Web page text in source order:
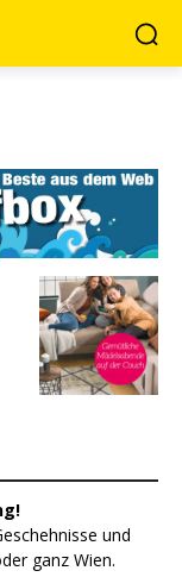
und
ganz Wien.